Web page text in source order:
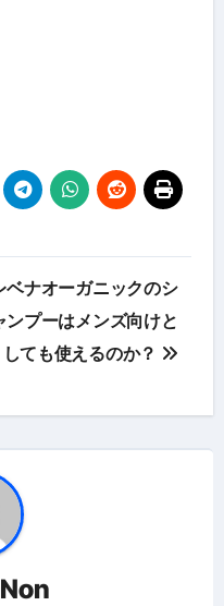
ベナオーガニックのシ
ンプーはメンズ向けと
しても使えるのか？